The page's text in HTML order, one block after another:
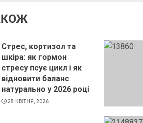
Стрес, кортизол та
шкіра: як гормон
стресу псує цикл і як
відновити баланс
натурально у 2026 році
28 КВІТНЯ, 2026